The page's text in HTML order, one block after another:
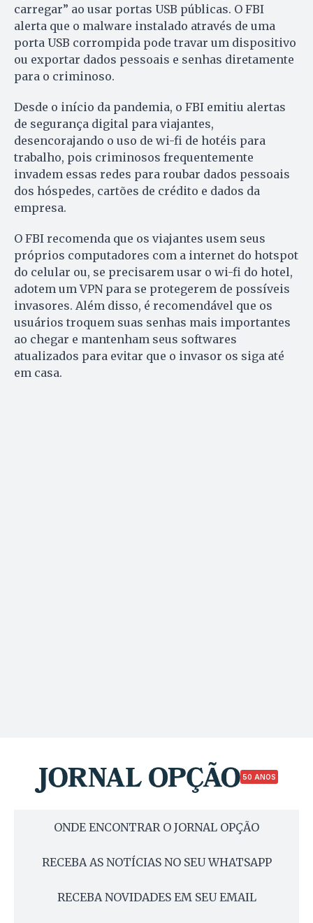
carregar” ao usar portas USB públicas. O FBI
alerta que o malware instalado através de uma
porta USB corrompida pode travar um dispositivo
ou exportar dados pessoais e senhas diretamente
para o criminoso.
Desde o início da pandemia, o FBI emitiu alertas
de segurança digital para viajantes,
desencorajando o uso de wi-fi de hotéis para
trabalho, pois criminosos frequentemente
invadem essas redes para roubar dados pessoais
dos hóspedes, cartões de crédito e dados da
empresa.
O FBI recomenda que os viajantes usem seus
próprios computadores com a internet do hotspot
do celular ou, se precisarem usar o wi-fi do hotel,
adotem um VPN para se protegerem de possíveis
invasores. Além disso, é recomendável que os
usuários troquem suas senhas mais importantes
ao chegar e mantenham seus softwares
atualizados para evitar que o invasor os siga até
em casa.
50 ANOS
ONDE ENCONTRAR O JORNAL OPÇÃO
RECEBA AS NOTÍCIAS NO SEU WHATSAPP
RECEBA NOVIDADES EM SEU EMAIL